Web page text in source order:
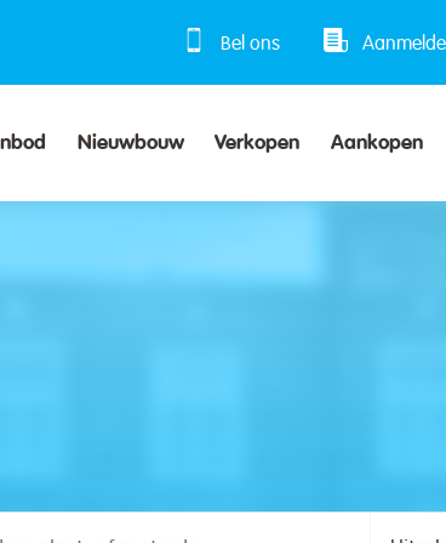
Bel ons
Nieuwbouw Verkopen Aankopen